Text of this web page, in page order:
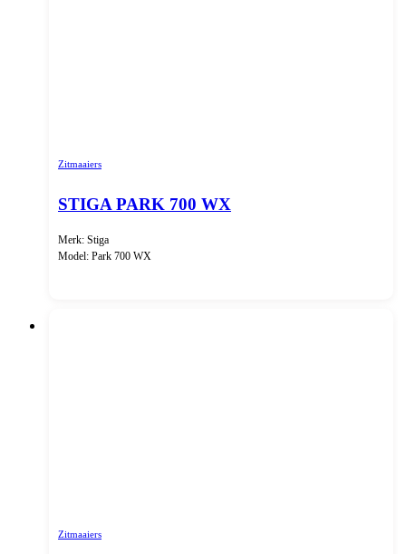
Zitmaaiers
STIGA PARK 700 WX
Merk: Stiga
Model: Park 700 WX
Zitmaaiers